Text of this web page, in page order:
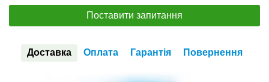
Поставити запитання
Доставка Оплата Гарантія Повернення